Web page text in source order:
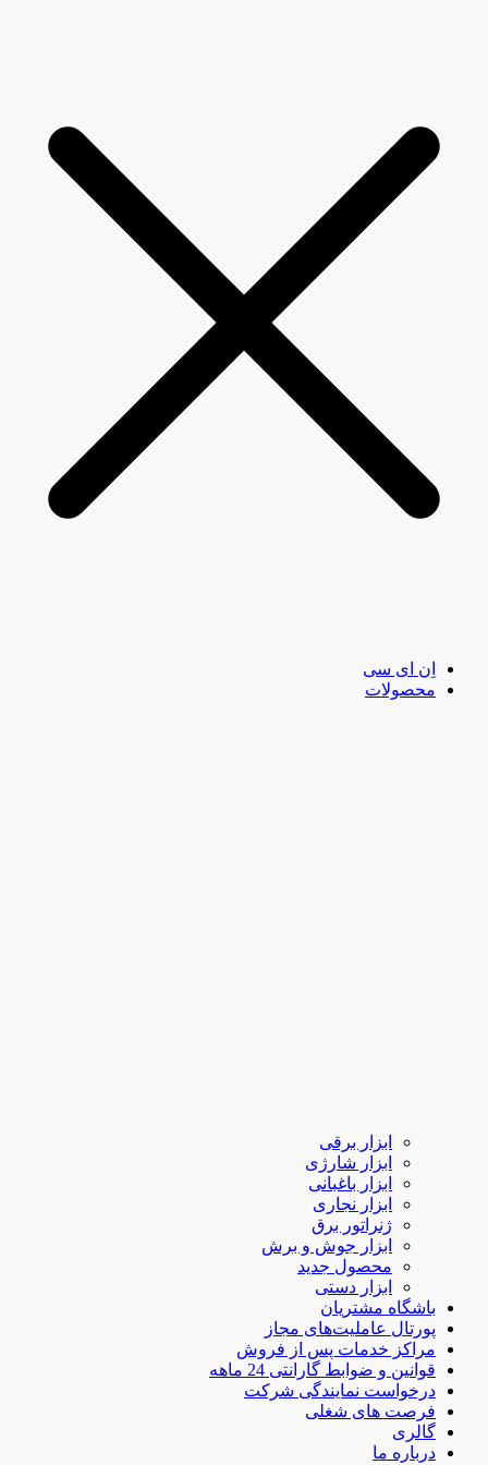
اِن ای سی
محصولات
ابزار برقی
ابزار شارژی
ابزار باغبانی
ابزار نجاری
ژنراتور برق
ابزار جوش و برش
محصول جدید
ابزار دستی
باشگاه مشتریان
پورتال عاملیت‌های مجاز
مراکز خدمات پس از فروش
قوانین و ضوابط گارانتی 24 ماهه
درخواست نمایندگی شرکت
فرصت های شغلی
گالری
درباره ما